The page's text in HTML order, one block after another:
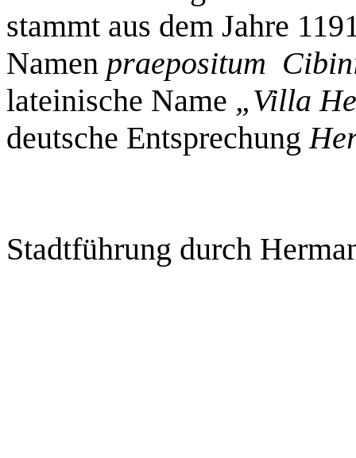
stammt aus dem Jahre
Namen praepositum
lateinische Name „Villa
deutsche Entsprechung
Stadtführung durch